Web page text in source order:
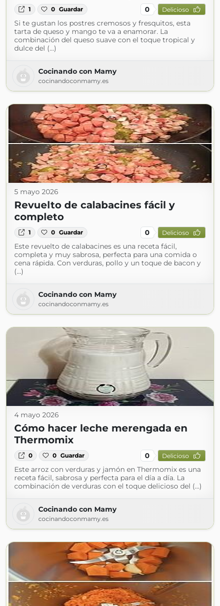
1 0 Guardar 0 Delicioso
Si te gustan los postres cremosos y fresquitos, esta
tarta de queso y mango te va a enamorar. La
combinación del queso suave con el toque tropical y
dulce del (...)
Cocinando con Mamy
cocinandoconmamy.es
5 mayo 2026
Revuelto de calabacines fácil y
completo
1 0 Guardar 0 Delicioso
Este revuelto de calabacines es una receta fácil,
completa y muy sabrosa, perfecta para una comida o
cena rápida. Con verduras, pollo y un toque de bacon y
(...)
Cocinando con Mamy
cocinandoconmamy.es
4 mayo 2026
Cómo hacer leche merengada en
Thermomix
0 0 Guardar 0 Delicioso
Este arroz con verduras y jamón en Thermomix es una
receta fácil, sabrosa y perfecta para el día a día. La
combinación de verduras con el toque delicioso del (...)
Cocinando con Mamy
cocinandoconmamy.es